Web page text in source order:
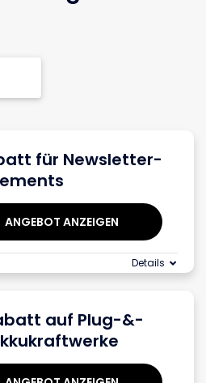
für Newsletter-
ANGEBOT ANZEIGEN
Details
auf Plug-&-